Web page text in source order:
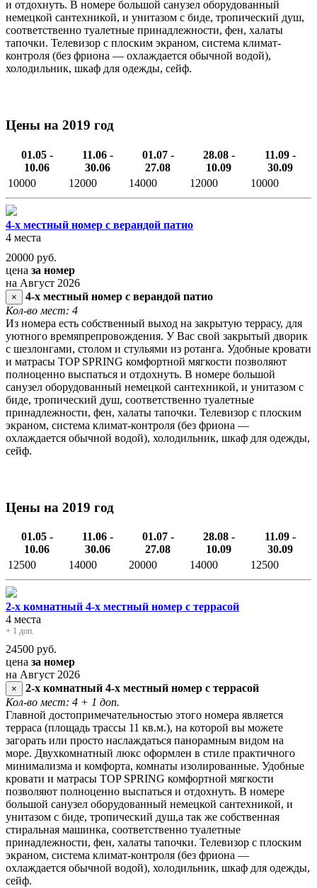
и отдохнуть. В номере большой санузел оборудованный
немецкой сантехникой, и унитазом с биде, тропический душ,
соответственно туалетные принадлежности, фен, халаты
тапочки. Телевизор с плоским экраном, система климат-
контроля (без фриона — охлаждается обычной водой),
холодильник, шкаф для одежды, сейф.
Цены на 2019 год
01.05 -
10.06
11.06 -
30.06
01.07 -
27.08
28.08 -
10.09
11.09 -
30.09
10000
12000 14000 12000 10000
4-х местный номер с верандой патио
4 места
20000 руб.
цена за номер
на Август 2026
×
4-х местный номер с верандой патио
Кол-во мест: 4
Из номера есть собственный выход на закрытую террасу, для
уютного времяпрепровождения. У Вас свой закрытый дворик
с шезлонгами, столом и стульями из ротанга. Удобные кровати
и матрасы TOP SPRING комфортной мягкости позволяют
полноценно выспаться и отдохнуть. В номере большой
санузел оборудованный немецкой сантехникой, и унитазом с
биде, тропический душ, соответственно туалетные
принадлежности, фен, халаты тапочки. Телевизор с плоским
экраном, система климат-контроля (без фриона —
охлаждается обычной водой), холодильник, шкаф для одежды,
сейф.
Цены на 2019 год
01.05 -
10.06
11.06 -
30.06
01.07 -
27.08
28.08 -
10.09
11.09 -
30.09
12500
14000 20000 14000 12500
2-х комнатный 4-х местный номер с террасой
4 места
+ 1 доп.
24500 руб.
цена за номер
на Август 2026
×
2-х комнатный 4-х местный номер с террасой
Кол-во мест: 4 + 1 доп.
Главной достопримечательностью этого номера является
терраса (площадь трассы 11 кв.м.), на которой вы можете
загорать или просто наслаждаться панорамным видом на
море. Двухкомнатный люкс оформлен в стиле практичного
минимализма и комфорта, комнаты изолированные. Удобные
кровати и матрасы TOP SPRING комфортной мягкости
позволяют полноценно выспаться и отдохнуть. В номере
большой санузел оборудованный немецкой сантехникой, и
унитазом с биде, тропический душ,а так же собственная
стиральная машинка, соответственно туалетные
принадлежности, фен, халаты тапочки. Телевизор с плоским
экраном, система климат-контроля (без фриона —
охлаждается обычной водой), холодильник, шкаф для одежды,
сейф.